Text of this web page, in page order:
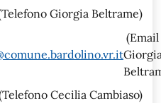
Giorgia Beltrame)
(Email
Cecilia Cambiaso)